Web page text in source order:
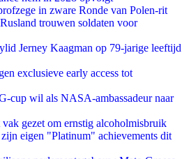
in zware Ronde van Polen-rit
trouwen soldaten voor
Jerney Kaagman op 79-jarige leeftijd
exclusieve early access tot
cup wil als NASA-ambassadeur naar
gezet om ernstig alcoholmisbruik
eigen "Platinum" achievements dit